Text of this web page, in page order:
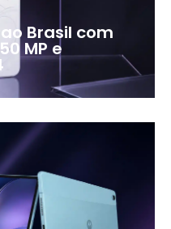
ao Brasil com
MP e